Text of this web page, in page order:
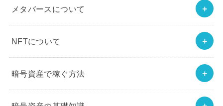
メタバースについて
NFTについて
暗号資産で稼ぐ方法